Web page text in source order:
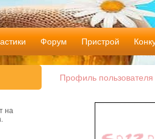
Форум Пристрой
Профиль
на